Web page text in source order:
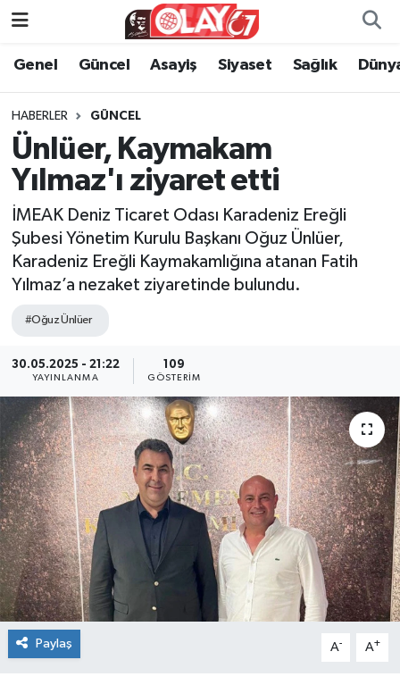
Genel Güncel Asayiş Siyaset Sağlık
HABERLER GÜNCEL
Ünlüer, Kaymakam
Yılmaz'ı ziyaret etti
İMEAK Deniz Ticaret Odası Karadeniz Ereğli
Şubesi Yönetim Kurulu Başkanı Oğuz Ünlüer,
Karadeniz Ereğli Kaymakamlığına atanan Fatih
Yılmaz’a nezaket ziyaretinde bulundu.
#Oğuz Ünlüer
30.05.2025 - 21:22
YAYINLANMA
109
GÖSTERIM
Paylaş A- A+
KATEGORİSİZ
ANA SAYFA
Genel
Siyaset
Kültür Sanat
Dünya
Spor
Bilim veTeknoloji
Eğitim
SEKTÖR
Magazin
Genel
Güncel
Asayiş
Dünya
Spor
Zonguldak Nöbetçi Eczaneler
Zonguldak Hava Durumu
Zonguldak Namaz Vakitleri
Süper Lig Puan Durumu ve Fikstür
Tüm Manşetler
Haber Arşivi